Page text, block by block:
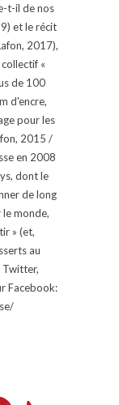
t-il de nos
et le récit
2017),
«
de 100
d'encre,
pour les
2015 /
en 2008
dont le
de long
monde,
» (et,
au
Twitter,
Facebook: